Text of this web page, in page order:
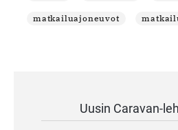
matkailuajoneuvot
Uusin Caravan-